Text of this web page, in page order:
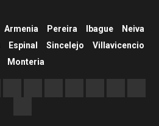
Armenia Pereira Ibague
Neiva
Espinal Sincelejo
Villavicencio
Monteria